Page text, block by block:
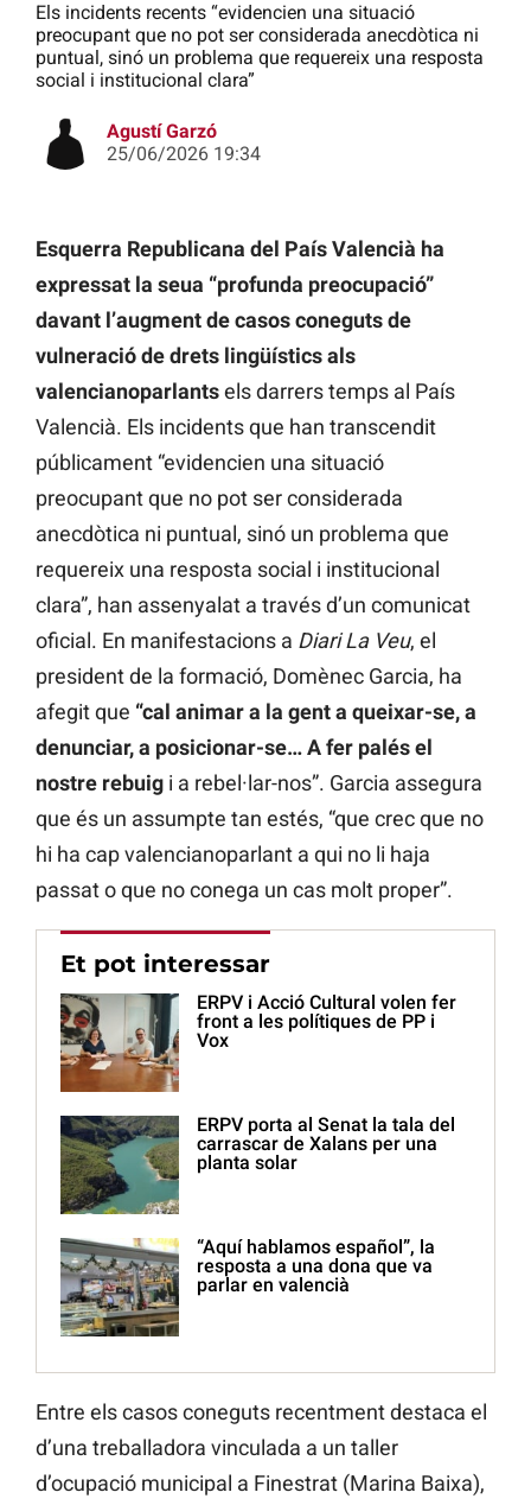
Els incidents recents “evidencien una situació
preocupant que no pot ser considerada anecdòtica ni
puntual, sinó un problema que requereix una resposta
social i institucional clara”
Agustí Garzó
25/06/2026 19:34
Esquerra Republicana del País Valencià ha
expressat la seua “profunda preocupació”
davant l’augment de casos coneguts de
vulneració de drets lingüístics als
valencianoparlantsels darrers temps al País
Valencià. Els incidents que han transcendit
públicament “evidencien una situació
preocupant que no pot ser considerada
anecdòtica ni puntual, sinó un problema que
requereix una resposta social i institucional
clara”, han assenyalat a través d’un comunicat
oficial. En manifestacions a Diari La Veu, el
president de la formació, Domènec Garcia, ha
afegit que “cal animar a la gent a queixar-se, a
denunciar, a posicionar-se… A fer palés el
nostre rebuig i a rebel·lar-nos”. Garcia assegura
que és un assumpte tan estés, “que crec que no
hi ha cap valencianoparlant a qui no li haja
passat o que no conega un cas molt proper”.
Et pot interessar
ERPV i Acció Cultural volen fer
front a les polítiques de PP i
Vox
ERPV porta al Senat la tala del
carrascar de Xalans per una
planta solar
“Aquí hablamos español”, la
resposta a una dona que va
parlar en valencià
Entre els casos coneguts recentment destaca el
d’una treballadora vinculada a un taller
d’ocupació municipal a Finestrat (Marina Baixa),